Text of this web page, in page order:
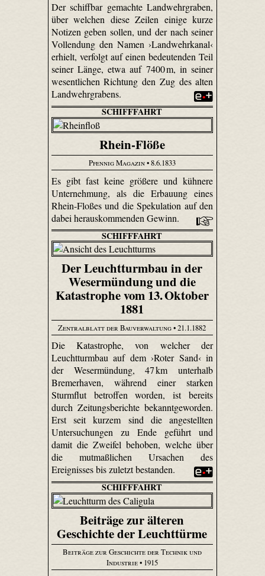
Der schiffbar gemachte Landwehrgraben,
über welchen diese Zeilen einige kurze
Notizen geben sollen, und der nach seiner
Vollendung den Namen ›Landwehrkanal‹
erhielt, verfolgt auf einen bedeutenden Teil
seiner Länge, etwa auf 7400 m, in seiner
wesentlichen Richtung den Zug des alten
Landwehrgrabens.
SCHIFFFAHRT
Rhein-Flöße
Pfennig Magazin• 8.6.1833
Es gibt fast keine größere und kühnere
Unternehmung, als die Erbauung eines
Rhein-Floßes und die Spekulation auf den
dabei herauskommenden Gewinn.
SCHIFFFAHRT
Der Leuchtturmbau in der
Wesermündung und die
Katastrophe vom 13. Oktober
1881
Zentralblatt der Bauverwaltung• 21.1.1882
Die Katastrophe, von welcher der
Leuchtturmbau auf dem ›Roter Sand‹ in
der Wesermündung, 47 km unterhalb
Bremerhaven, während einer starken
Sturmflut betroffen worden, ist bereits
durch Zeitungsberichte bekanntgeworden.
Erst seit kurzem sind die angestellten
Untersuchungen zu Ende geführt und
damit die Zweifel behoben, welche über
die mutmaßlichen Ursachen des
Ereignisses bis zuletzt bestanden.
SCHIFFFAHRT
Beiträge zur älteren
Geschichte der Leuchttürme
Beiträge zur Geschichte der Technik und
Industrie• 1915